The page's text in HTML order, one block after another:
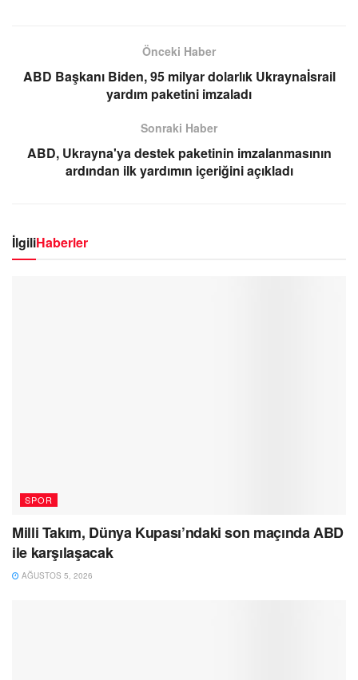
Önceki Haber
ABD Başkanı Biden, 95 milyar dolarlık Ukraynaİsrail
yardım paketini imzaladı
Sonraki Haber
ABD, Ukrayna'ya destek paketinin imzalanmasının
ardından ilk yardımın içeriğini açıkladı
İlgiliHaberler
SPOR
Milli Takım, Dünya Kupası’ndaki son maçında ABD
ile karşılaşacak
AĞUSTOS 5, 2026